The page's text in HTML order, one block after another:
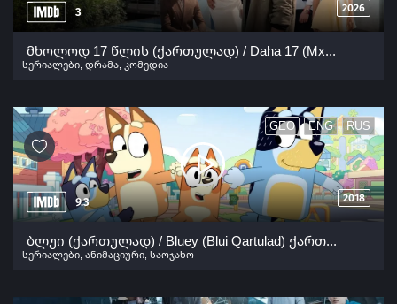
3 2026
მხოლოდ 17 წლის (ქართულად) / Daha 17 (Mxolod 17 Wlis Qartulad) ქართულად 2026
სერიალები დრამა კომედია
9.3 2018
GEO ENG RUS
ბლუი (ქართულად) / Bluey (Blui Qartulad) ქართულად 2018
სერიალები ანიმაციური, საოჯახო